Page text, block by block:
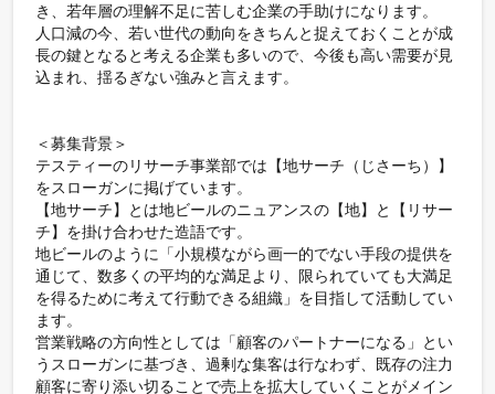
き、若年層の理解不足に苦しむ企業の手助けになります。
人口減の今、若い世代の動向をきちんと捉えておくことが成
長の鍵となると考える企業も多いので、今後も高い需要が見
込まれ、揺るぎない強みと言えます。
＜募集背景＞
テスティーのリサーチ事業部では【地サーチ（じさーち）】
をスローガンに掲げています。
【地サーチ】とは地ビールのニュアンスの【地】と【リサー
チ】を掛け合わせた造語です。
地ビールのように「小規模ながら画一的でない手段の提供を
通じて、数多くの平均的な満足より、限られていても大満足
を得るために考えて行動できる組織」を目指して活動してい
ます。
営業戦略の方向性としては「顧客のパートナーになる」とい
うスローガンに基づき、過剰な集客は行なわず、既存の注力
顧客に寄り添い切ることで売上を拡大していくことがメイン